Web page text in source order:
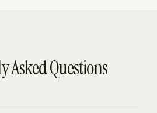
Asked Questions